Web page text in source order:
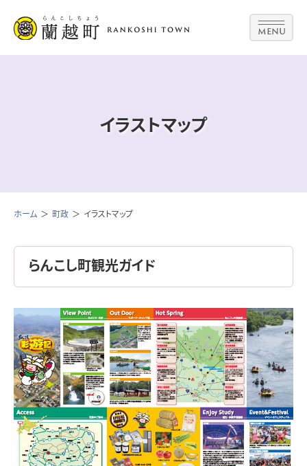
MENU
イラストマップ
ホーム 町政 イラストマップ
らんこし町観光ガイド